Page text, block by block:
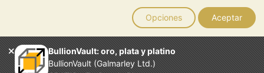
Opciones Aceptar
BullionVault: oro, plata y platino
BullionVault (Galmarley Ltd.)
futura de los precios. Nada de lo contenido en los sitios web de
BullionVault ni en ninguna de sus comunicaciones constituye
asesoramiento en materia de inversión. Debería buscar
asesoramiento profesional para determinar si poseer metales
preciosos es adecuado para usted.
El servicio de BullionVault es propiedad de Galmarley Limited,